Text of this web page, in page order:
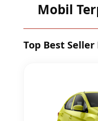
Mobil
Top Best